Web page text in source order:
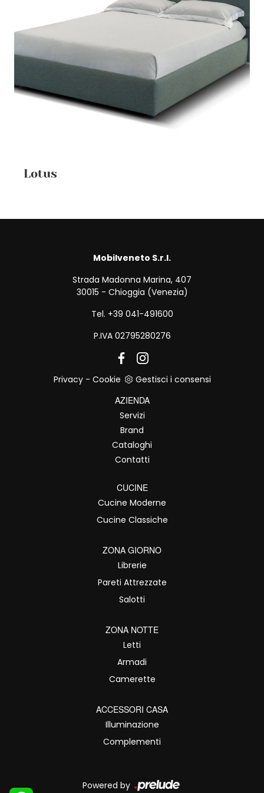
Lotus
Mobilveneto S.r.l.
Strada Madonna Marina, 407
30015 - Chioggia (Venezia)
Tel. +39 041-491600
P.IVA 02795280276
Privacy- Cookie
Gestisci i consensi
AZIENDA
Servizi
Brand
Cataloghi
Contatti
CUCINE
Cucine Moderne
Cucine Classiche
ZONA GIORNO
Librerie
Pareti Attrezzate
Salotti
ZONA NOTTE
Letti
Armadi
Camerette
ACCESSORI CASA
Illuminazione
Complementi
Powered by